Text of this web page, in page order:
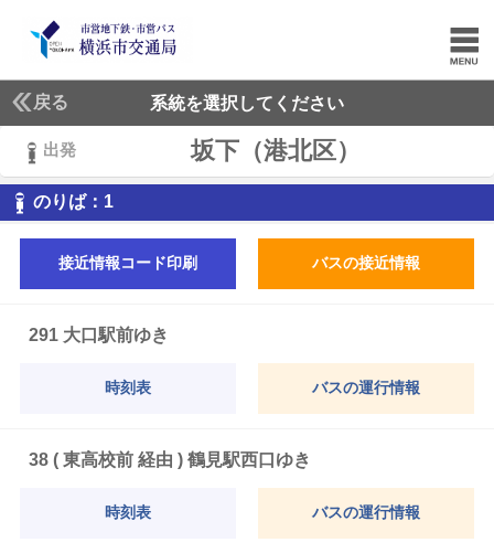
戻る 系統を選択してください
出発 坂下（港北区）
のりば： 1
接近情報コード印刷 バスの接近情報
291 大口駅前ゆき
時刻表 バスの運行情報
38 ( 東高校前 経由 ) 鶴見駅西口ゆき
時刻表 バスの運行情報